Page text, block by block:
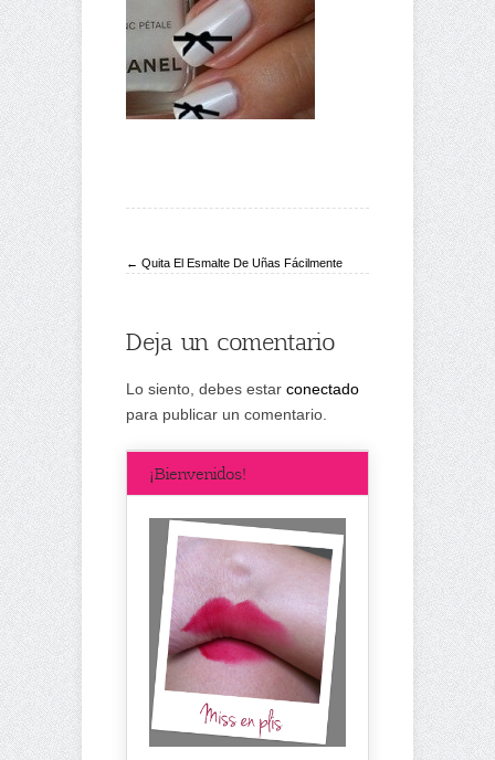
← Quita El Esmalte De Uñas Fácilmente
Deja un comentario
Lo siento, debes estar conectado
para publicar un comentario.
¡Bienvenidos!